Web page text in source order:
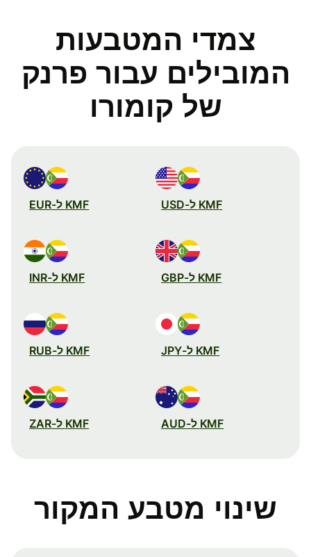
צמדי המטבעות
המובילים עבור פרנק
של קומורו
KMF ל-USD KMF ל-EUR
KMF ל-GBP KMF ל-INR
KMF ל-JPY KMF ל-RUB
KMF ל-AUD KMF ל-ZAR
שינוי מטבע המקור